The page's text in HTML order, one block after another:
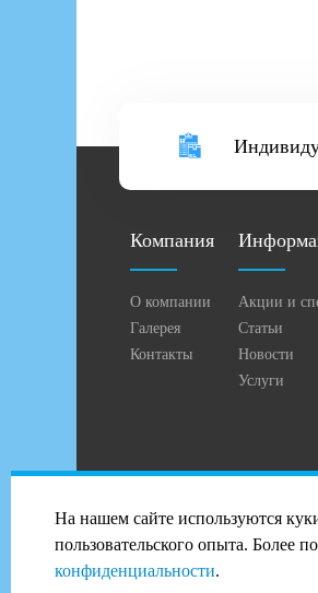
На нашем сайте используются
пользовательского опыта. Более
конфиденциальности.
Компания
О компании
Галерея
Контакты
Акции и
Статьи
Новости
Услуги
2026 © Профиль-Сталь в
PANDA Digital Group